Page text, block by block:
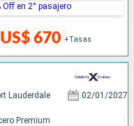
US$ 670 +Tasas
Off en 2° pasajero
Lauderdale 02/01/2027
Premium